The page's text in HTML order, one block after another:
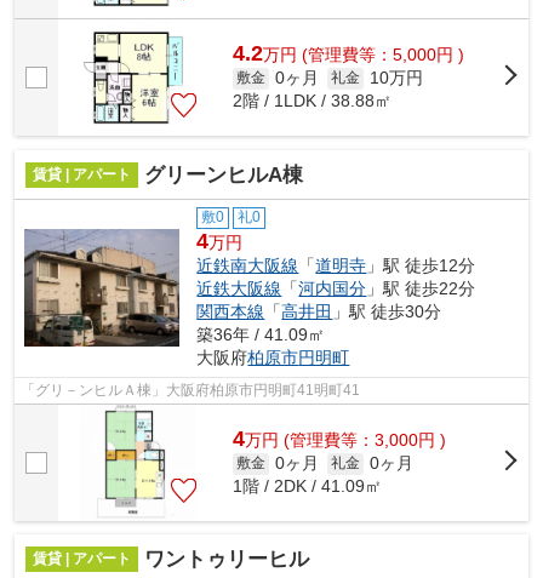
4.2万円 (管理費等：5,000円 )
敷金 0ヶ月 礼金
10万円
2階 / 1LDK / 38.88㎡
賃貸 | アパート グリーンヒルA棟
敷0 礼0
4万円
近鉄南大阪線 「道明寺 」駅 徒歩12分
近鉄大阪線 「河内国分 」駅 徒歩22分
関西本線 「高井田 」駅 徒歩30分
築36年 / 41.09㎡
大阪府柏原市円明町
「グリ－ンヒルＡ棟」大阪府柏原市円明町41明町41
4万円 (管理費等：3,000円 )
敷金 0ヶ月 礼金 0ヶ月
1階 / 2DK / 41.09㎡
賃貸 | アパート ワントゥリーヒル